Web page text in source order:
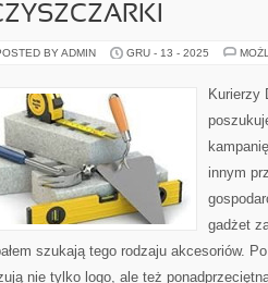
BY ADMIN GRU - 13 - 2025
Kurierzy
innym
gadżet
szukają tego rodzaju akcesoriów.
nie tylko logo, ale też